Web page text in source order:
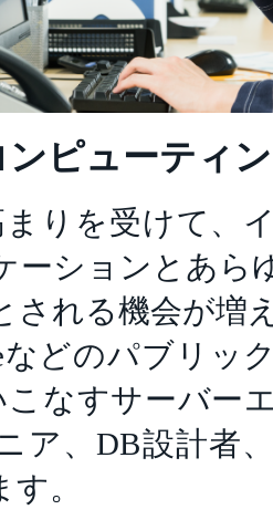
ンピューティ
りを受けて、
ーションとあら
される機会が増
などのパブリッ
こなすサーバー
ア、DB設計者
。